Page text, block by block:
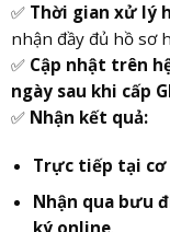
✅ Thời gian xử lý
nhận đầy đủ hồ sơ
✅ Cập nhật trên
ngày sau khi cấp
✅ Nhận kết quả:
Trực tiếp tại cơ
Nhận qua bưu